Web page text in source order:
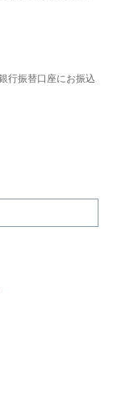
行振替口座にお振込